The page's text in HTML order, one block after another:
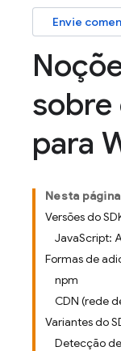
Envie
sobre
para
Nesta página
Versões do
JavaScript:
Formas de
npm
CDN (rede
Variantes do
Detecção